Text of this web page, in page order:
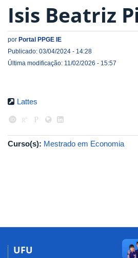
Isis Beatriz
por Portal PPGE IE
Publicado: 03/04/2024 - 14:28
Última modificação: 11/02/2026 - 15:57
Lattes
Curso(s): Mestrado em Economia
UFU